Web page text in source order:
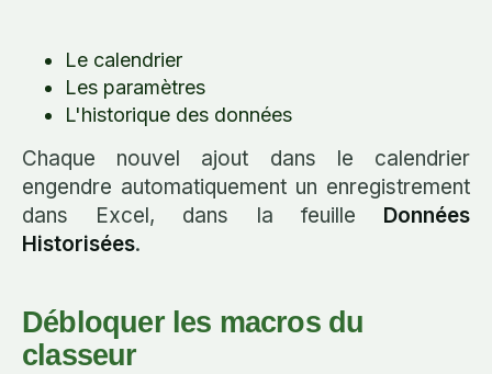
Le calendrier
Les paramètres
L'historique des données
Chaque nouvel ajout dans le calendrier
engendre automatiquement un enregistrement
dans Excel, dans la feuille Données
Historisées.
Débloquer les macros du
classeur